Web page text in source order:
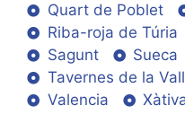
Quart de Poblet
Riba-roja de Túria
Sagunt
Sueca
Tavernes de la
Valencia